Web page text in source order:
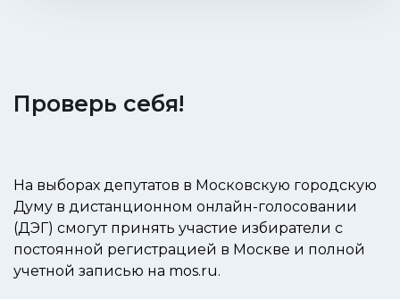
Проверь себя!
На выборах депутатов в Московскую городскую
Думу в дистанционном онлайн-голосовании
(ДЭГ) смогут принять участие избиратели с
постоянной регистрацией в Москве и полной
учетной записью на mos.ru.